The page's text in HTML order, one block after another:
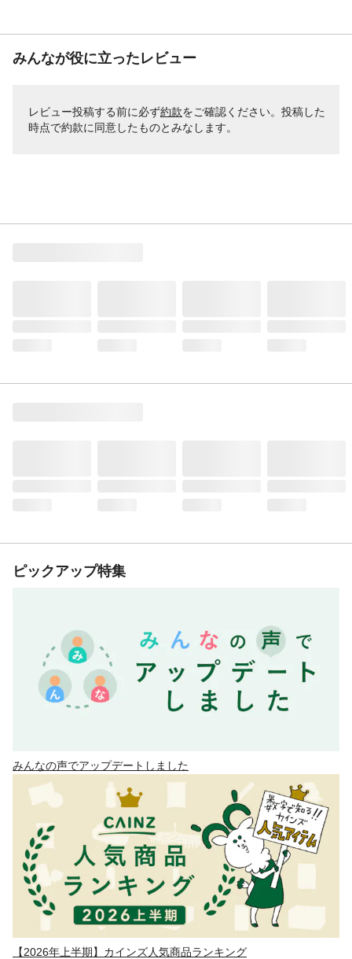
みんなが役に立ったレビュー
レビュー投稿する前に必ず約款をご確認ください。投稿した
時点で約款に同意したものとみなします。
ピックアップ特集
みんなの声でアップデートしました
【2026年上半期】カインズ人気商品ランキング